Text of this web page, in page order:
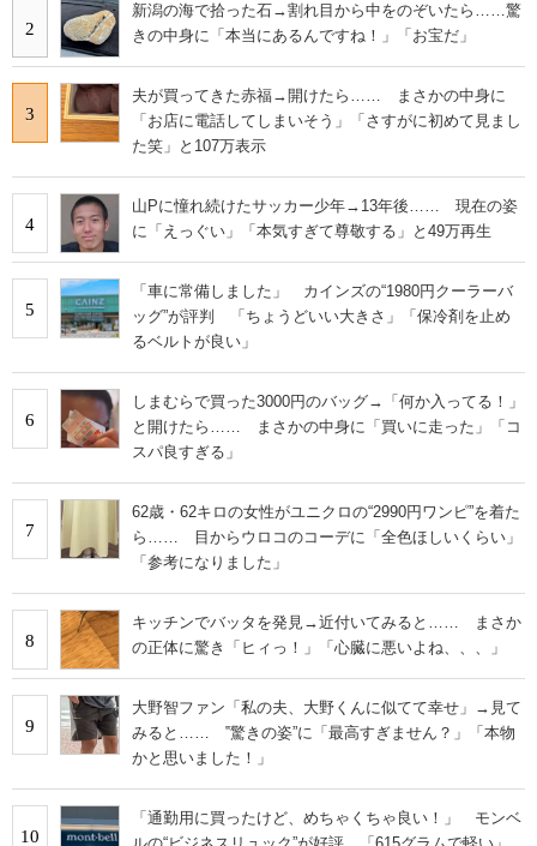
2
新潟の海で拾った石→割れ目から中をのぞいたら……驚
きの中身に「本当にあるんですね！」「お宝だ」
3
夫が買ってきた赤福→開けたら…… まさかの中身に
「お店に電話してしまいそう」「さすがに初めて見まし
た笑」と107万表示
4
山Pに憧れ続けたサッカー少年→13年後…… 現在の姿
に「えっぐい」「本気すぎて尊敬する」と49万再生
5
「車に常備しました」 カインズの“1980円クーラーバ
ッグ”が評判 「ちょうどいい大きさ」「保冷剤を止め
るベルトが良い」
6
しまむらで買った3000円のバッグ→「何か入ってる！」
と開けたら…… まさかの中身に「買いに走った」「コ
スパ良すぎる」
7
62歳・62キロの女性がユニクロの“2990円ワンピ”を着た
ら…… 目からウロコのコーデに「全色ほしいくらい」
「参考になりました」
8
キッチンでバッタを発見→近付いてみると…… まさか
の正体に驚き「ヒィっ！」「心臓に悪いよね、、、」
9
大野智ファン「私の夫、大野くんに似てて幸せ」→見て
みると…… ‟驚きの姿”に「最高すぎません？」「本物
かと思いました！」
10
「通勤用に買ったけど、めちゃくちゃ良い！」 モンベ